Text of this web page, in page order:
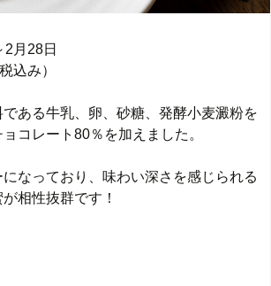
月28日
込み）
である牛乳、卵、砂糖、発酵小麦澱粉を
コレート80％を加えました。
になっており、味わい深さを感じられる
相性抜群です！